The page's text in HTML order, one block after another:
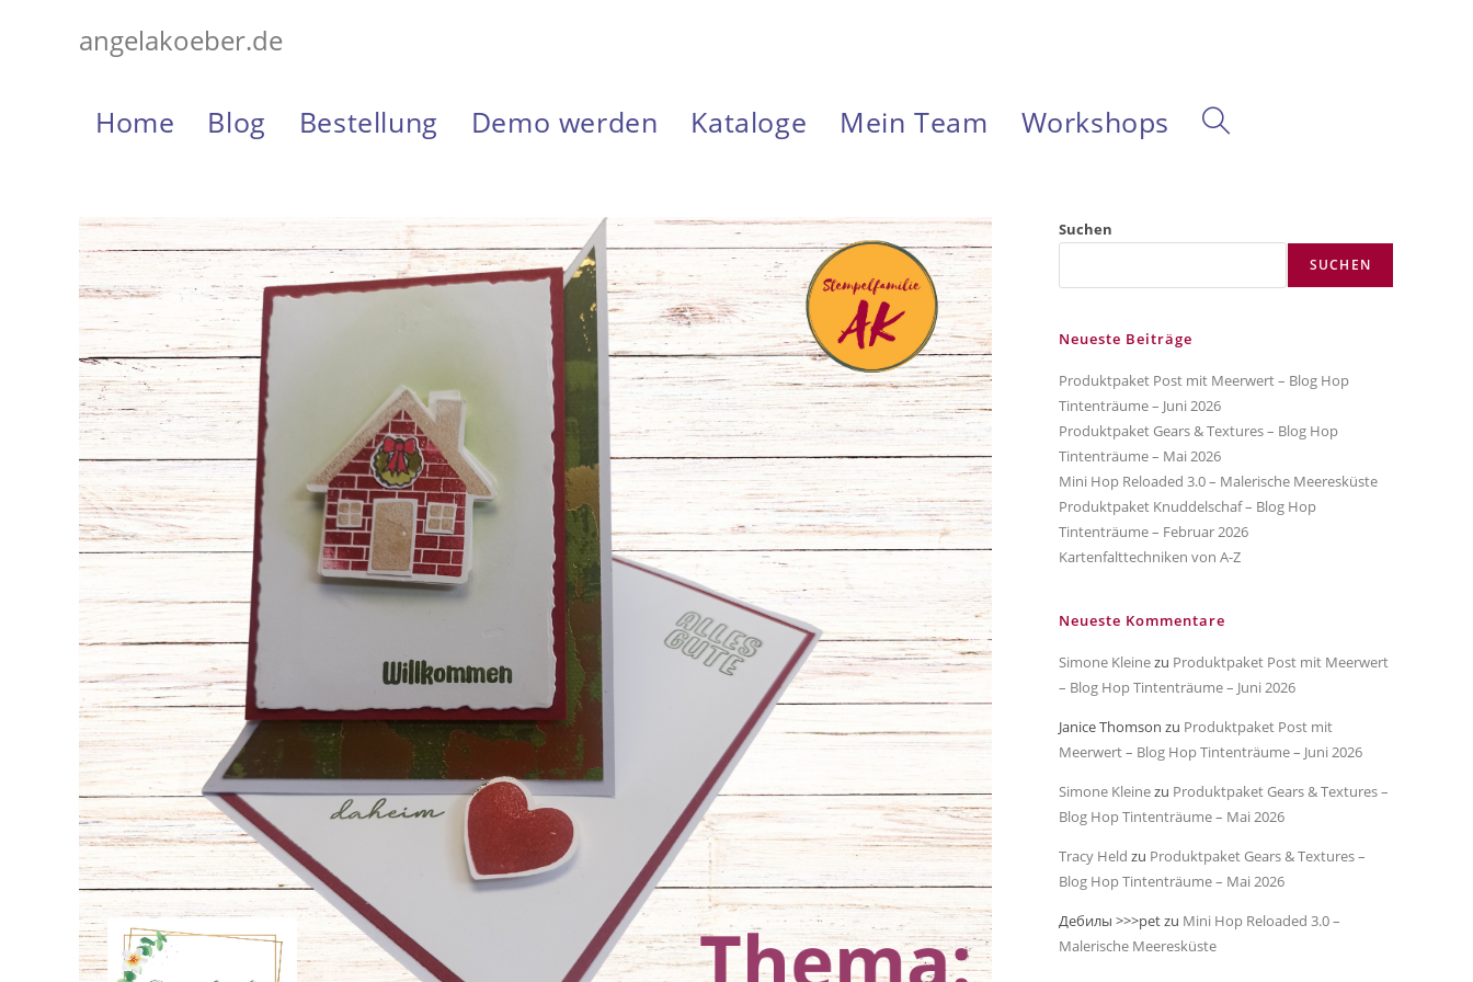
angelakoeber.de
Home Blog Bestellung Demo werden Kataloge Mein Team Workshops Website-
umschalten
Suchen
SUCHEN
Neueste Beiträge
Produktpaket Post mit Meerwert – Blog Hop
Tintenträume – Juni 2026
Produktpaket Gears & Textures – Blog Hop
Tintenträume – Mai 2026
Mini Hop Reloaded 3.0 – Malerische Meeresküste
Produktpaket Knuddelschaf – Blog Hop
Tintenträume – Februar 2026
Kartenfalttechniken von A-Z
Neueste Kommentare
Simone Kleinezu Produktpaket Post mit Meerwert
– Blog Hop Tintenträume – Juni 2026
Janice Thomson zu Produktpaket Post mit
Meerwert – Blog Hop Tintenträume – Juni 2026
Simone Kleinezu Produktpaket Gears & Textures –
Blog Hop Tintenträume – Mai 2026
Tracy Held zu Produktpaket Gears & Textures –
Blog Hop Tintenträume – Mai 2026
Дебилы >>>petzu Mini Hop Reloaded 3.0 –
Malerische Meeresküste